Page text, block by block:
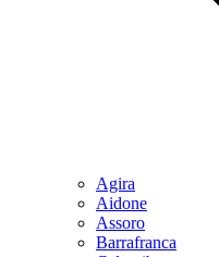
Agira
Aidone
Assoro
Barrafranca